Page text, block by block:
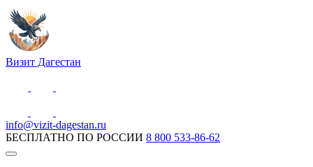
Визит Дагестан
info@vizit-dagestan.ru
БЕСПЛАТНО ПО РОССИИ 8 800 533-86-62